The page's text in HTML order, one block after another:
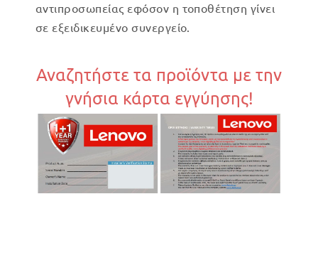
αντιπροσωπείας εφόσον η τοποθέτηση γίνει
σε εξειδικευμένο συνεργείο.
Αναζητήστε τα προϊόντα με την
γνήσια κάρτα εγγύησης!